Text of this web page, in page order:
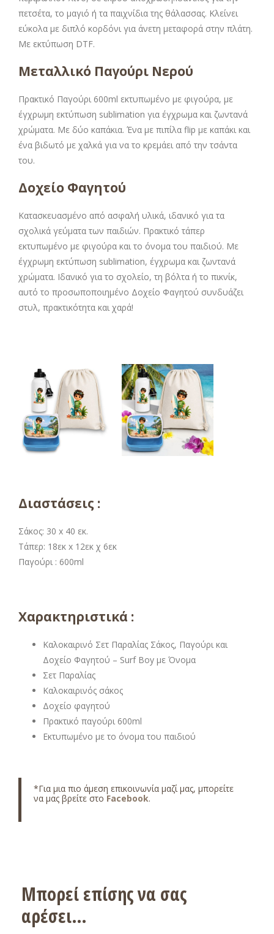
πετσέτα, το μαγιό ή τα παιχνίδια της θάλασσας. Κλείνει
εύκολα με διπλό κορδόνι για άνετη μεταφορά στην πλάτη.
Με εκτύπωση DTF.
Μεταλλικό Παγούρι Νερού
Πρακτικό Παγούρι 600ml εκτυπωμένο με φιγούρα, με
έγχρωμη εκτύπωση sublimation για έγχρωμα και ζωντανά
χρώματα. Με δύο καπάκια. Ένα με πιπίλα flip με καπάκι και
ένα βιδωτό με χαλκά για να το κρεμάει από την τσάντα
του.
Δοχείο Φαγητού
Κατασκευασμένο από ασφαλή υλικά, ιδανικό για τα
σχολικά γεύματα των παιδιών. Πρακτικό τάπερ
εκτυπωμένο με φιγούρα και το όνομα του παιδιού. Με
έγχρωμη εκτύπωση sublimation, έγχρωμα και ζωντανά
χρώματα. Ιδανικό για το σχολείο, τη βόλτα ή το πικνίκ,
αυτό το προσωποποιημένο Δοχείο Φαγητού συνδυάζει
στυλ, πρακτικότητα και χαρά!
Διαστάσεις :
Σάκος: 30 x 40 εκ.
Τάπερ: 18εκ x 12εκ χ 6εκ
Παγούρι : 600ml
Χαρακτηριστικά :
Καλοκαιρινό Σετ Παραλίας Σάκος, Παγούρι και
Δοχείο Φαγητού – Surf Boy με Όνομα
Σετ Παραλίας
Καλοκαιρινός σάκος
Δοχείο φαγητού
Πρακτικό παγούρι 600ml
Εκτυπωμένο με το όνομα του παιδιού
*Για μια πιο άμεση επικοινωνία μαζί μας, μπορείτε
να μας βρείτε στο Facebook.
Μπορεί επίσης να σας
αρέσει…